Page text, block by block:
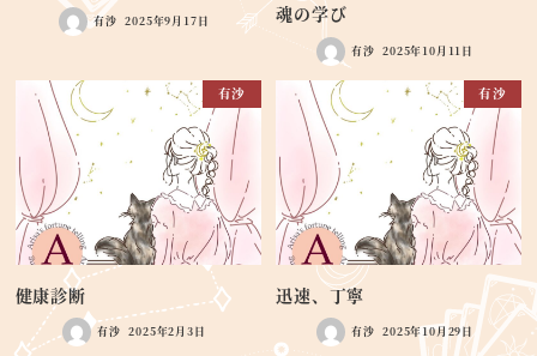
有沙 2025年9月17日
魂の学び
有沙 2025年10月11日
有沙
健康診断
有沙 2025年2月3日
有沙
迅速、丁寧
有沙 2025年10月29日